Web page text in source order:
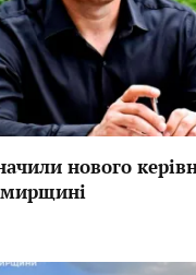
нового